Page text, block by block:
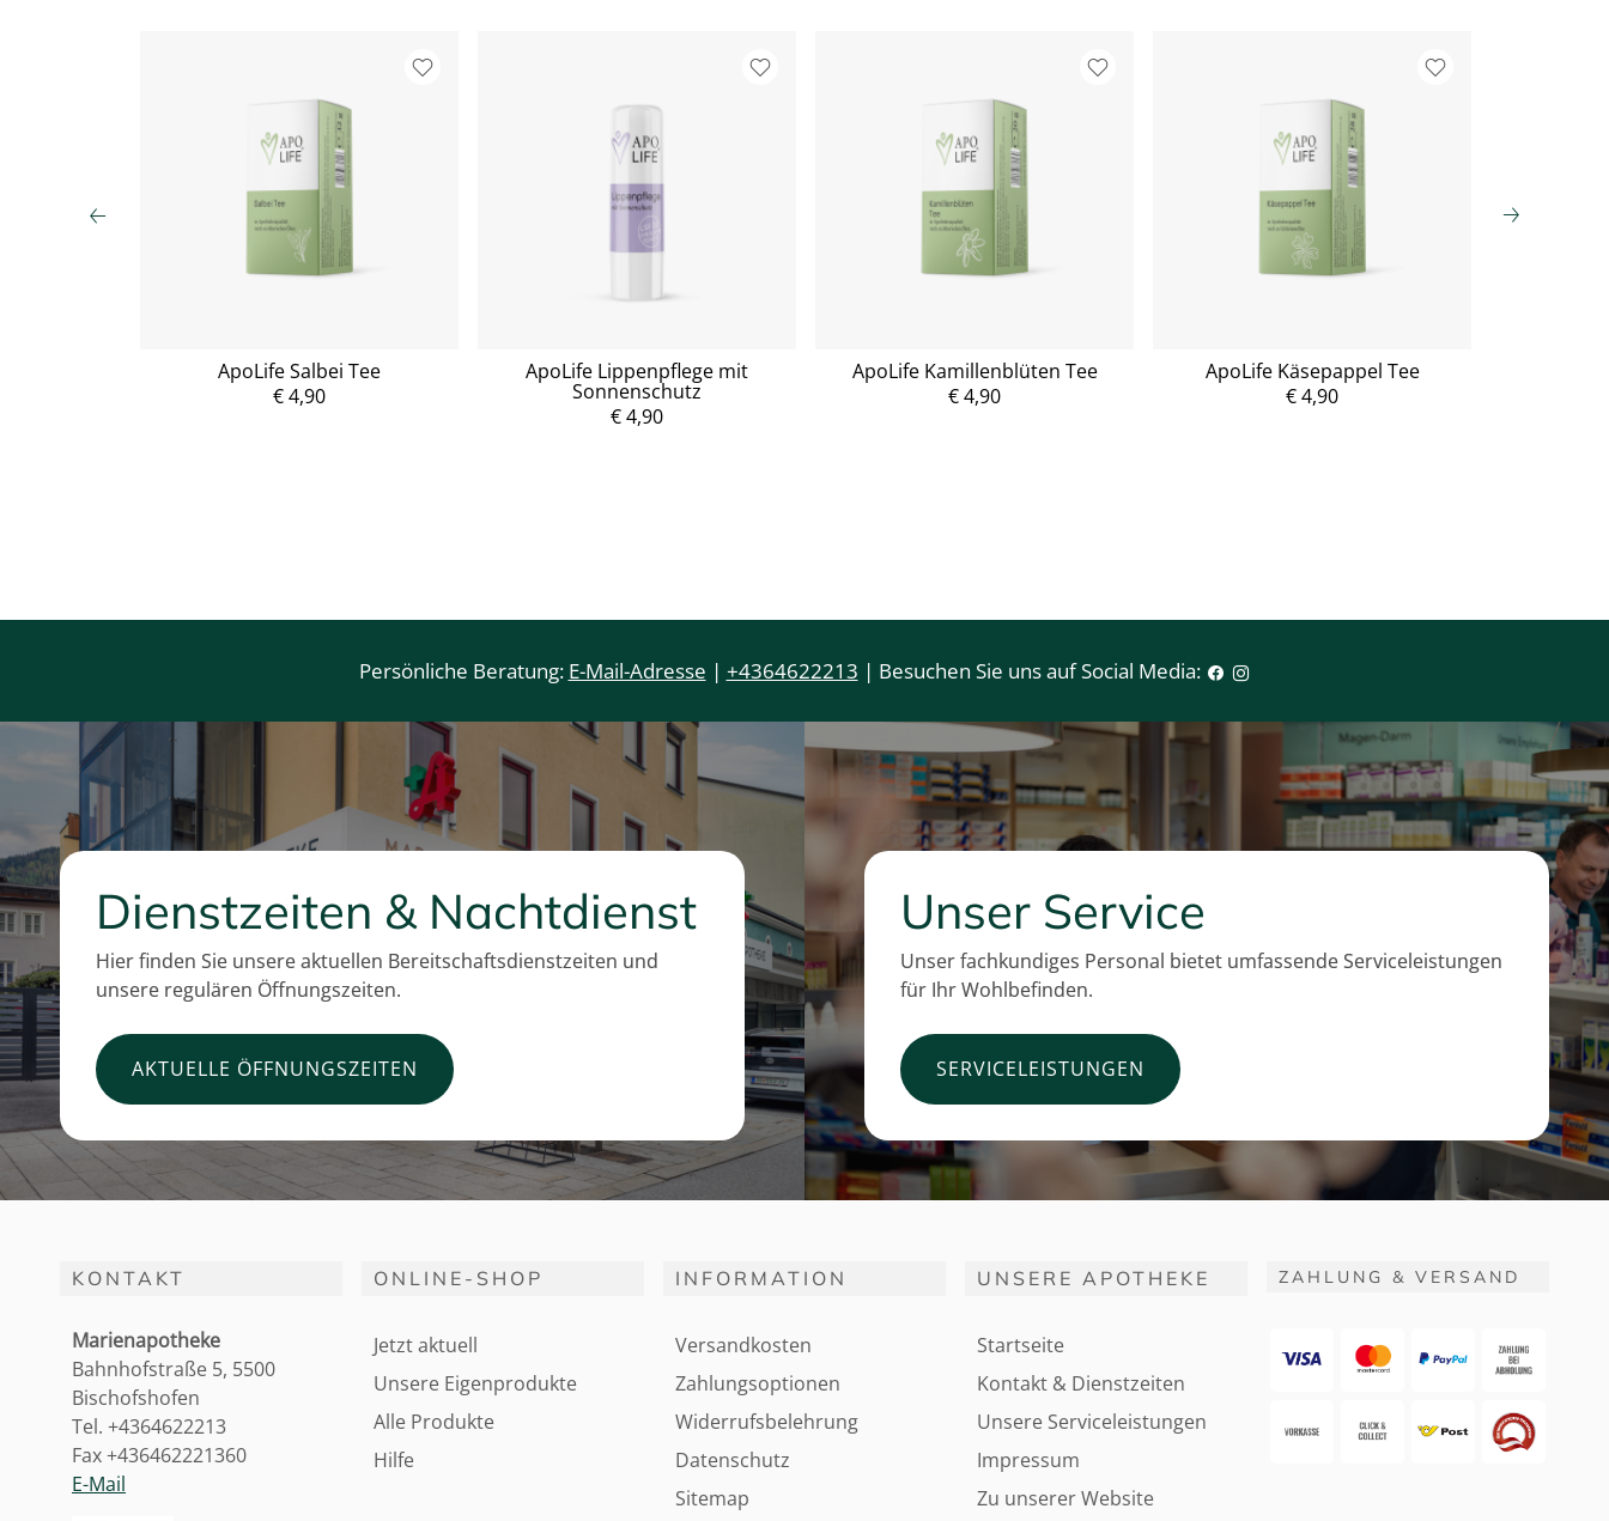
ApoLife Salbei Tee
€ 4,90
ApoLife Lippenpflege mit
Sonnenschutz
€ 4,90
ApoLife Kamillenblüten Tee
€ 4,90
ApoLife Käsepappel Tee
€ 4,90
P
P
r
e
Persönliche Beratung: E-Mail-Adresse | +4364622213 | Besuchen Sie uns auf Social Media:
Dienstzeiten & Nachtdienst
Hier finden Sie unsere aktuellen Bereitschaftsdienstzeiten und
unsere regulären Öffnungszeiten.
AKTUELLE ÖFFNUNGSZEITEN
Unser Service
Unser fachkundiges Personal bietet umfassende Serviceleistungen
für Ihr Wohlbefinden.
SERVICELEISTUNGEN
KONTAKT
Marienapotheke
Bahnhofstraße 5, 5500
Bischofshofen
Tel. +4364622213
Fax +436462221360
E-Mail
ONLINE-SHOP
Jetzt aktuell
Unsere Eigenprodukte
Alle Produkte
Hilfe
INFORMATION
Versandkosten
Zahlungsoptionen
Widerrufsbelehrung
Datenschutz
Sitemap
UNSERE APOTHEKE
Startseite
Kontakt & Dienstzeiten
Unsere Serviceleistungen
Impressum
Zu unserer Website
ZAHLUNG & VERSAND